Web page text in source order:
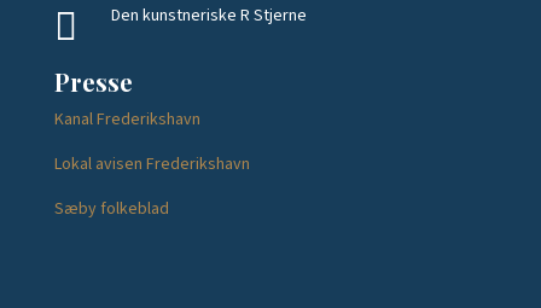
 Den kunstneriske R Stjerne
Presse
Kanal Frederikshavn
Lokal avisen Frederikshavn
Sæby folkeblad